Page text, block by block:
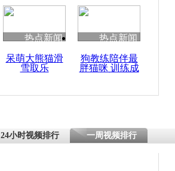
热点新闻
呆萌大熊猫滑
雪取乐
热点新闻
狗教练陪伴最
胖猫咪 训练成
24小时视频排行 一周视频排行